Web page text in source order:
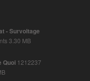
- Survoltage
3.30 MB
Quoi 1212237